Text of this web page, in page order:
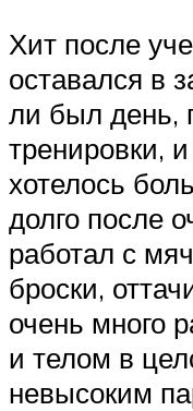
Хит после
оставался в
ли был день,
тренировки,
хотелось
долго после
работал с
броски,
очень много
и телом в
невысоким